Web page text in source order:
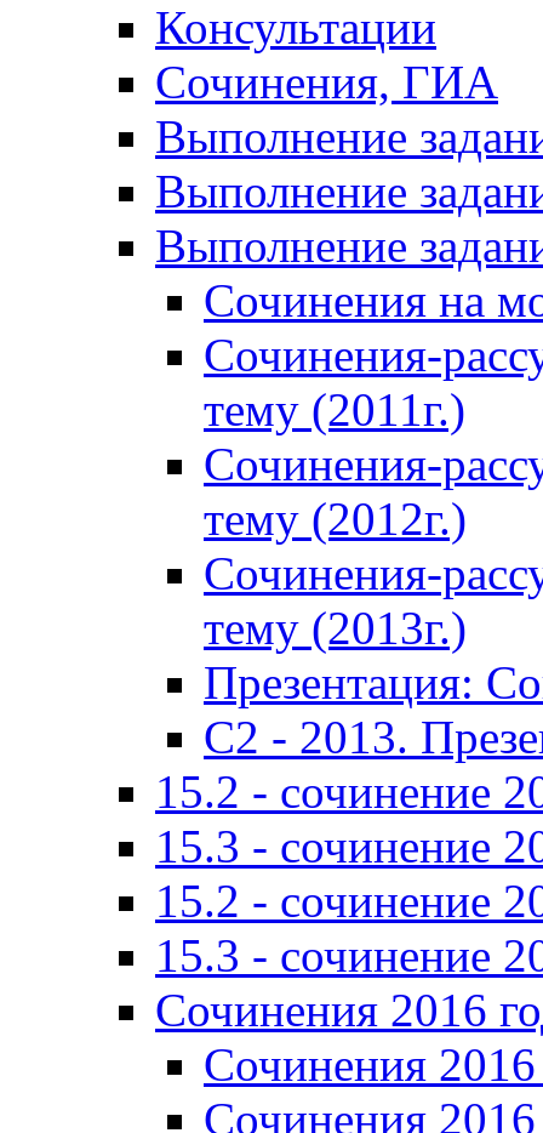
Консультации
Сочинения, ГИА
Выполнение
Выполнение
Выполнение
Сочинения на
Сочинения-
тему (2011г.)
Сочинения-
тему (2012г.)
Сочинения-
тему (2013г.)
Презентация:
C2 - 2013.
15.2 - сочинение
15.3 - сочинение
15.2 - сочинение
15.3 - сочинение
Сочинения 2016
Сочинения
Сочинения